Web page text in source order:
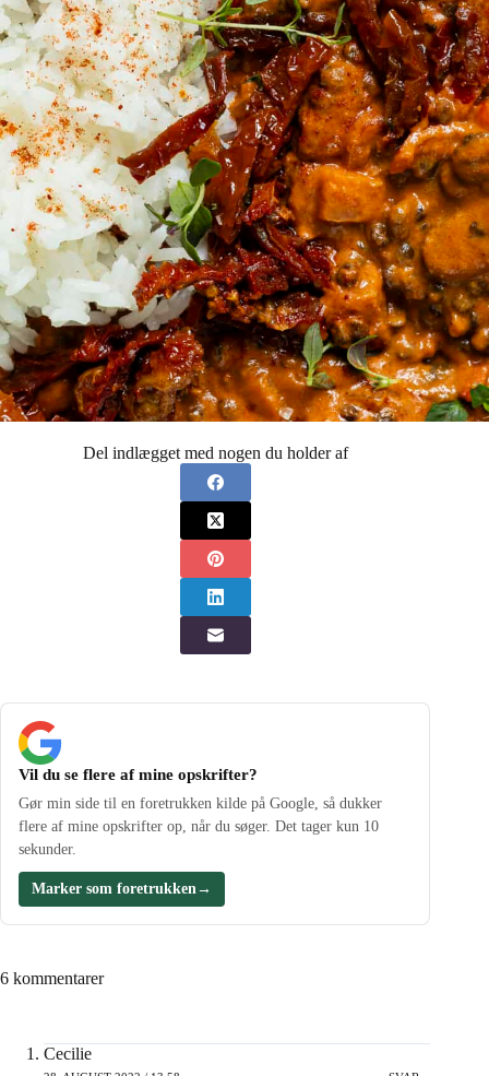
Del indlægget med nogen du holder af
Vil du se flere af mine opskrifter?
Gør min side til en foretrukken kilde på Google, så dukker
flere af mine opskrifter op, når du søger. Det tager kun 10
sekunder.
Marker som foretrukken →
6 kommentarer
Cecilie